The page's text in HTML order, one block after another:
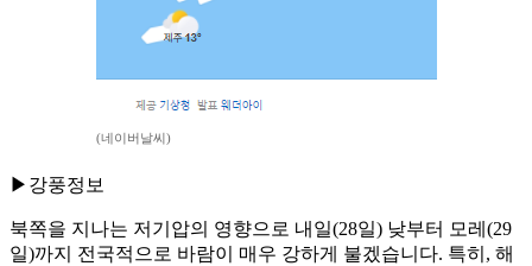
(네이버날씨)
▶강풍정보
북쪽을 지나는 저기압의 영향으로 내일(28일) 낮부터 모레(29
일)까지 전국적으로 바람이 매우 강하게 불겠습니다. 특히, 해